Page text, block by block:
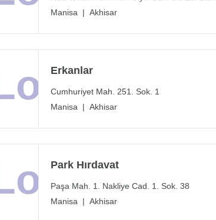
Manisa | Akhisar
Erkanlar
Cumhuriyet Mah. 251. Sok. 1
Manisa | Akhisar
Park Hırdavat
Paşa Mah. 1. Nakliye Cad. 1. Sok. 38
Manisa | Akhisar